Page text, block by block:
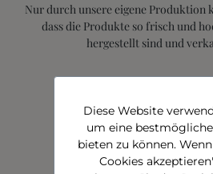
Nur durch unsere eigene Produktion
dass die Produkte so frisch und
hergestellt sind und
Diese Website
um eine
bieten zu können.
Cookies